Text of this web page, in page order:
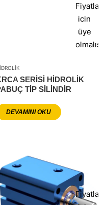
Fiyatlar
icin
üye
SERİSİ HİDROLİK
TİP SİLİNDİR
DEVAMINI OKU
Fiyatlar